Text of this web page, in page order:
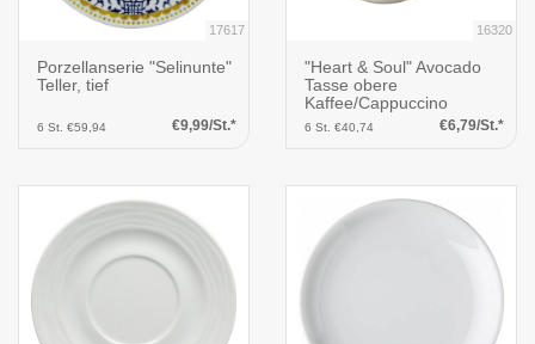
17617
Porzellanserie "Selinunte"
Teller, tief
6 St. €59,94 €9,99/St.*
16320
"Heart & Soul" Avocado
Tasse obere
Kaffee/Cappuccino
Grande
6 St. €40,74 €6,79/St.*